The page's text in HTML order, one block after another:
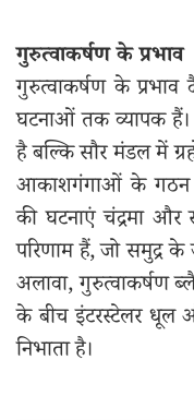
गुरुत्वाकर्षण के प्रभाव
गुरुत्वाकर्षण के प्रभाव
घटनाओं तक व्यापक
है बल्कि सौर मंडल में
आकाशगंगाओं के गठन
की घटनाएं चंद्रमा
परिणाम हैं, जो समुद्र
अलावा, गुरुत्वाकर्षण
के बीच इंटरस्टेलर धूल
निभाता है।